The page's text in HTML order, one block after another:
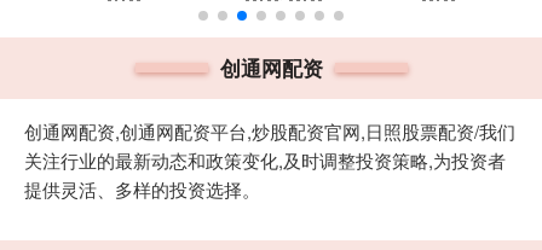
创通网配资
创通网配资,创通网配资平台,炒股配资官网,日照股票配资/我们
关注行业的最新动态和政策变化,及时调整投资策略,为投资者
提供灵活、多样的投资选择。